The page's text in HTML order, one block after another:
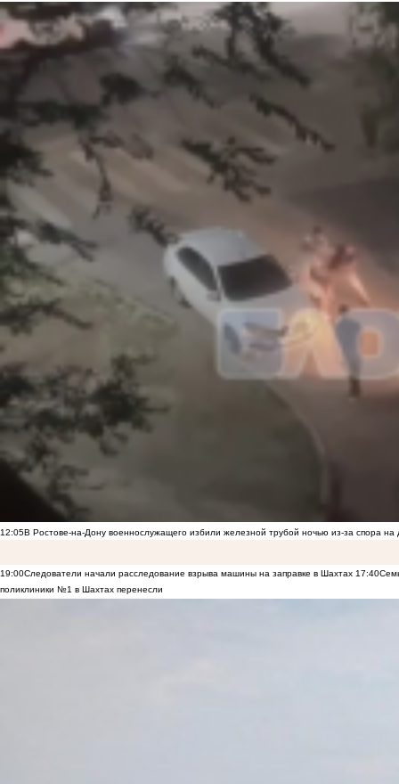
12:05В Ростове-на-Дону военнослужащего избили железной трубой ночью из-за спора на
19:00Следователи начали расследование взрыва машины на заправке в Шахтах 17:40
поликлиники №1 в Шахтах перенесли